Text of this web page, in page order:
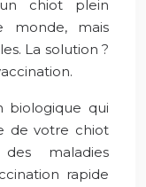
chiot plein
monde, mais
La solution ?
biologique qui
de votre chiot
maladies
rapide